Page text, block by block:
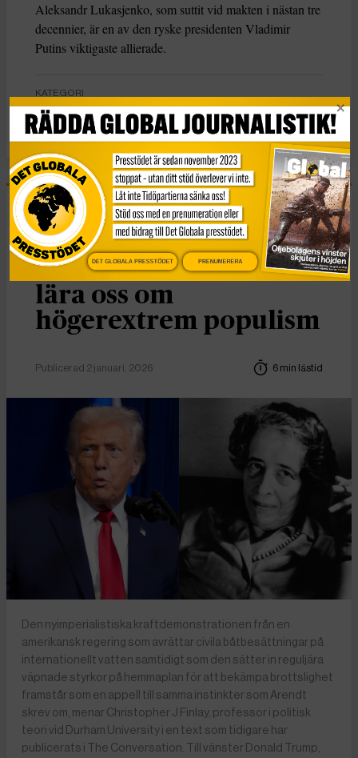
Aleksandr Lukasjenko, som suttit vid makten i nästan tre
decennier, är en av den ryske presidenten Vladimir
Putins viktigaste allierade.
KATEGORI
Nyheter
Essä
Vad Hanna Arendt kan
lära oss om
högerextrem populism
Publicerad 2 januari, 2026 6 min lästid
Den nyimperialistiska kraftdemonstrationen från en
amerikansk regering som avrättar civila båtbesättningar på
internationellt vatten samtidigt som den sätter in reguljära
väpnade styrkor på hemmaplan för att bekämpa brottslighet
framstår som en appell till samma instinkter som Arendt
skrev om, menar Christopher J Finlay, professor i politisk
teori vid Durham University i en text som tidigare har
publicerats i The Conversation. Till vänster Donald Trump,
DET GLOBALA PRESSTÖDET PRENUMERERA